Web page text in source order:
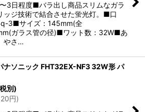
3日程度■バラ出し商品スリムなガラ
ッジ技術で結合させた蛍光灯。■口
3■サイズ：145mm(全
ガラス管の径)■ワット数：32W■あ
やさ…
ナソニック FHT32EX-NF3 32W形 パ
別)
円)